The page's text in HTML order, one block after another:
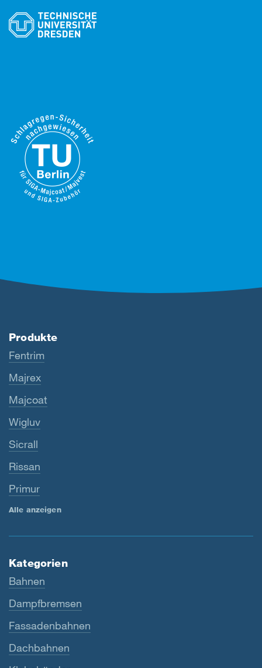
Produkte
Fentrim
Majrex
Majcoat
Wigluv
Sicrall
Rissan
Primur
Alle anzeigen
Kategorien
Bahnen
Dampfbremsen
Fassadenbahnen
Dachbahnen